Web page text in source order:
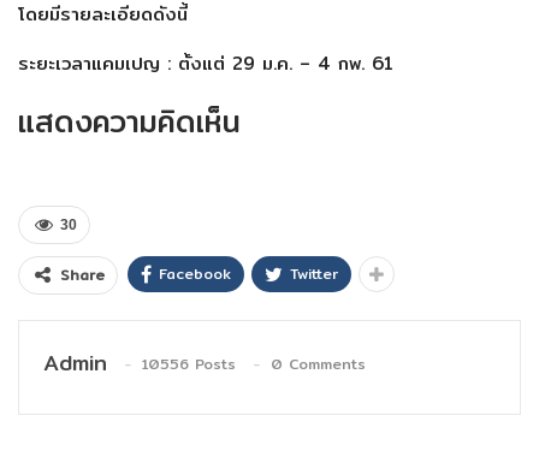
โดยมีรายละเอียดดังนี้
ระยะเวลาแคมเปญ : ตั้งแต่ 29 ม.ค. – 4 กพ. 61
แสดงความคิดเห็น
30
Share Facebook Twitter
Admin 10556 Posts 0 Comments